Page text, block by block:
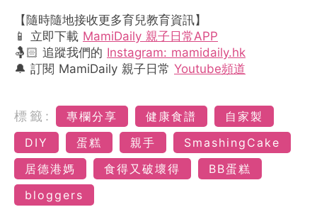
【隨時隨地接收更多育兒教育資訊】
📱 立即下載 MamiDaily 親子日常APP
🤱🏻 追蹤我們的 Instagram: mamidaily.hk
🔔 訂閱 MamiDaily 親子日常 Youtube頻道
標籤: 專欄分享 健康食譜
自家製
DIY
蛋糕 親手
SmashingCake
居德港媽
食得又破壞得
BB蛋糕
bloggers